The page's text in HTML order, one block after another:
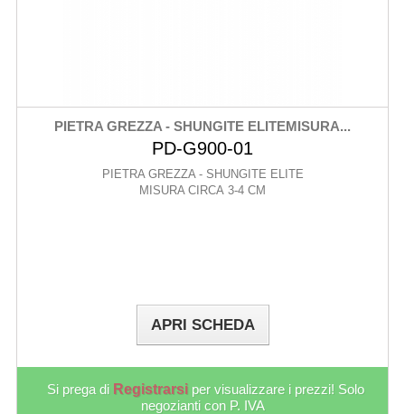
PIETRA GREZZA - SHUNGITE ELITEMISURA...
PD-G900-01
PIETRA GREZZA - SHUNGITE ELITE
MISURA CIRCA 3-4 CM
APRI SCHEDA
Si prega di Registrarsi per visualizzare i prezzi! Solo
negozianti con P. IVA